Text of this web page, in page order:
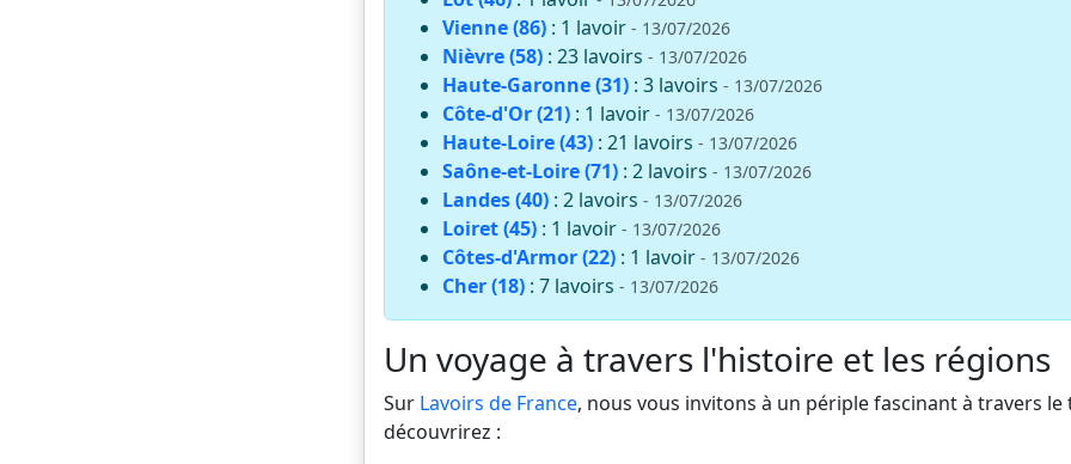
Vienne (86) : 1 lavoir - 13/07/2026
Nièvre (58) : 23 lavoirs - 13/07/2026
Haute-Garonne (31) : 3 lavoirs - 13/07/2026
Côte-d'Or (21) : 1 lavoir - 13/07/2026
Haute-Loire (43) : 21 lavoirs - 13/07/2026
Saône-et-Loire (71) : 2 lavoirs - 13/07/2026
Landes (40) : 2 lavoirs - 13/07/2026
Loiret (45) : 1 lavoir - 13/07/2026
Côtes-d'Armor (22) : 1 lavoir - 13/07/2026
Cher (18) : 7 lavoirs - 13/07/2026
Un voyage à travers l'histoire et les régions
Sur Lavoirs de France, nous vous invitons à un périple fascinant à travers
découvrirez :